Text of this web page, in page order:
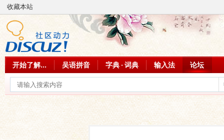
收藏本站
开始了解... 吴语拼音 字典 · 词典 输入法 论坛